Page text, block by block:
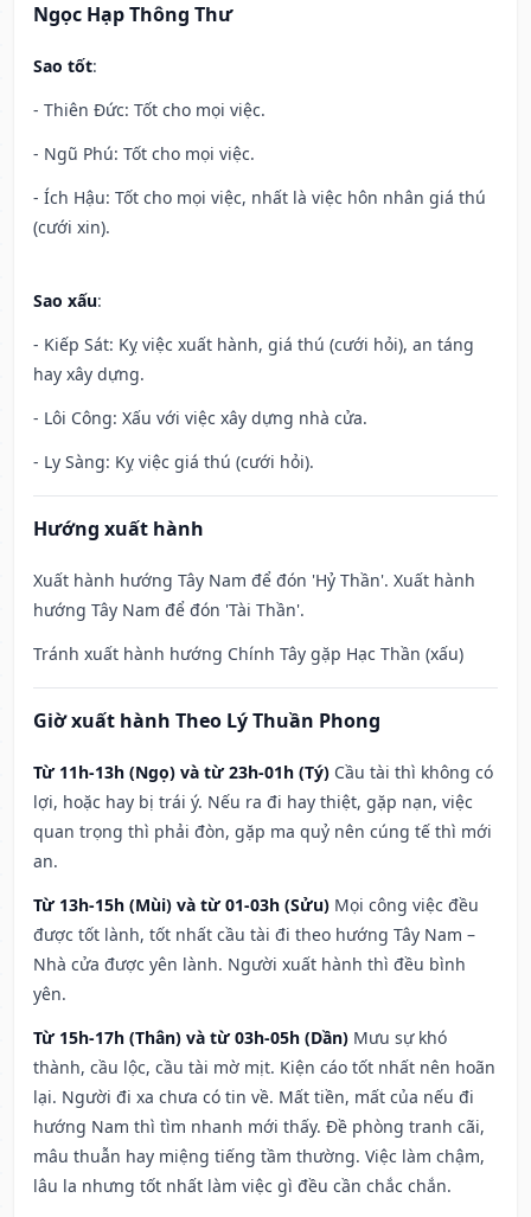
Ngọc Hạp Thông Thư
Sao tốt:
- Thiên Đức: Tốt cho mọi việc.
- Ngũ Phú: Tốt cho mọi việc.
- Ích Hậu: Tốt cho mọi việc, nhất là việc hôn nhân giá thú
(cưới xin).
Sao xấu:
- Kiếp Sát: Kỵ việc xuất hành, giá thú (cưới hỏi), an táng
hay xây dựng.
- Lôi Công: Xấu với việc xây dựng nhà cửa.
- Ly Sàng: Kỵ việc giá thú (cưới hỏi).
Hướng xuất hành
Xuất hành hướng Tây Nam để đón 'Hỷ Thần'. Xuất hành
hướng Tây Nam để đón 'Tài Thần'.
Tránh xuất hành hướng Chính Tây gặp Hạc Thần (xấu)
Giờ xuất hành Theo Lý Thuần Phong
Từ 11h-13h (Ngọ) và từ 23h-01h (Tý) Cầu tài thì không có
lợi, hoặc hay bị trái ý. Nếu ra đi hay thiệt, gặp nạn, việc
quan trọng thì phải đòn, gặp ma quỷ nên cúng tế thì mới
an.
Từ 13h-15h (Mùi) và từ 01-03h (Sửu) Mọi công việc đều
được tốt lành, tốt nhất cầu tài đi theo hướng Tây Nam –
Nhà cửa được yên lành. Người xuất hành thì đều bình
yên.
Từ 15h-17h (Thân) và từ 03h-05h (Dần) Mưu sự khó
thành, cầu lộc, cầu tài mờ mịt. Kiện cáo tốt nhất nên hoãn
lại. Người đi xa chưa có tin về. Mất tiền, mất của nếu đi
hướng Nam thì tìm nhanh mới thấy. Đề phòng tranh cãi,
mâu thuẫn hay miệng tiếng tầm thường. Việc làm chậm,
lâu la nhưng tốt nhất làm việc gì đều cần chắc chắn.